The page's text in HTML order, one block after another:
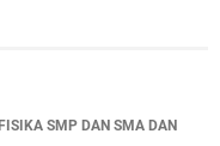
SMP DAN SMA DAN